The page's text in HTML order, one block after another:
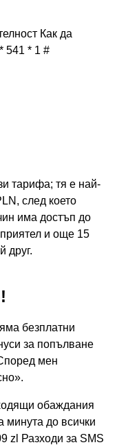
Как да
541 * 1 #
тарифа; тя е най-
след което
има достъп до
и още 15
друг.
безплатни
за попълване
мен
обаждания
до всички
zl Разходи за SMS